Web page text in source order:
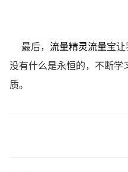
最后， 流量精灵流量宝让
没有什么是永恒的，不断学
质。